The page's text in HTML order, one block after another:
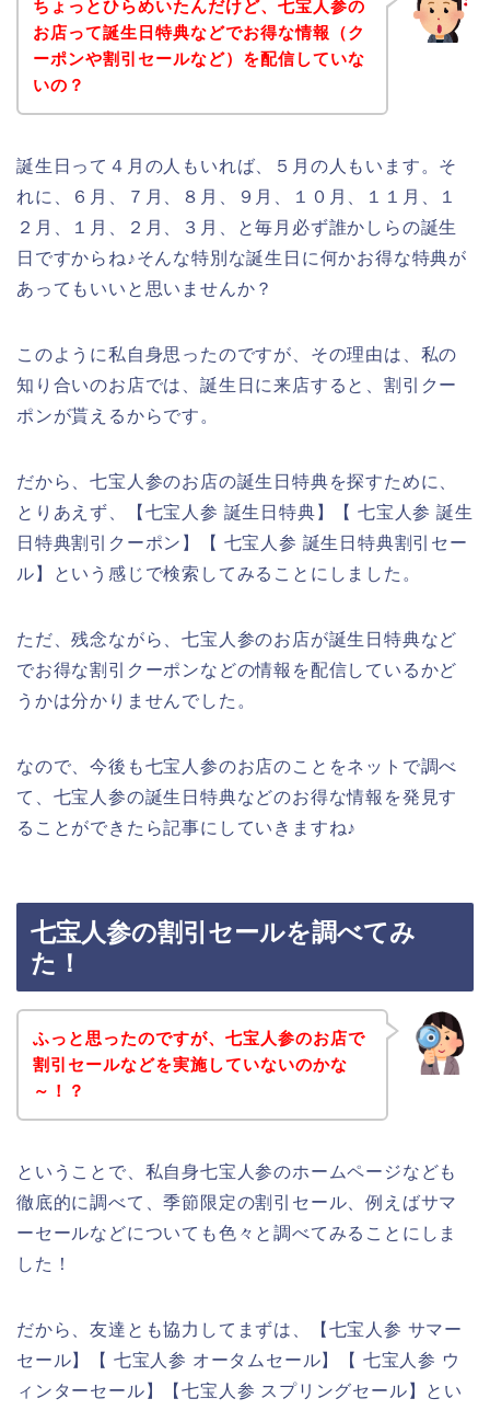
ちょっとひらめいたんだけど、七宝人参の
お店って誕生日特典などでお得な情報（ク
ーポンや割引セールなど）を配信していな
いの？
誕生日って４月の人もいれば、５月の人もいます。そ
れに、６月、７月、８月、９月、１０月、１１月、１
２月、１月、２月、３月、と毎月必ず誰かしらの誕生
日ですからね♪そんな特別な誕生日に何かお得な特典が
あってもいいと思いませんか？
このように私自身思ったのですが、その理由は、私の
知り合いのお店では、誕生日に来店すると、割引クー
ポンが貰えるからです。
だから、七宝人参のお店の誕生日特典を探すために、
とりあえず、【七宝人参 誕生日特典】【 七宝人参 誕生
日特典割引クーポン】【 七宝人参 誕生日特典割引セー
ル】という感じで検索してみることにしました。
ただ、残念ながら、七宝人参のお店が誕生日特典など
でお得な割引クーポンなどの情報を配信しているかど
うかは分かりませんでした。
なので、今後も七宝人参のお店のことをネットで調べ
て、七宝人参の誕生日特典などのお得な情報を発見す
ることができたら記事にしていきますね♪
七宝人参の割引セールを調べてみ
た！
ふっと思ったのですが、七宝人参のお店で
割引セールなどを実施していないのかな
～！？
ということで、私自身七宝人参のホームページなども
徹底的に調べて、季節限定の割引セール、例えばサマ
ーセールなどについても色々と調べてみることにしま
した！
だから、友達とも協力してまずは、【七宝人参 サマー
セール】【 七宝人参 オータムセール】【 七宝人参 ウ
ィンターセール】【七宝人参 スプリングセール】とい